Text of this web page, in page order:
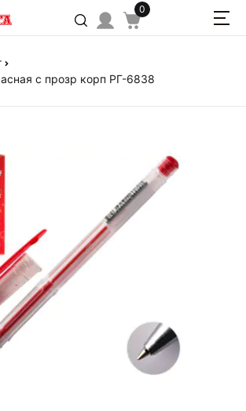
0
с прозр корп РГ-6838